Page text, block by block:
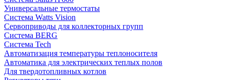
Универсальные термостаты
Система Watts Vision
Сервоприводы для коллекторных групп
Система BERG
Система Tech
Автоматизация температуры теплоносителя
Автоматика для электрических теплых полов
Для твердотопливных котлов